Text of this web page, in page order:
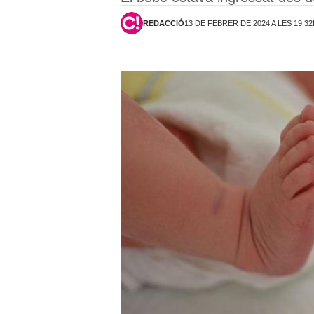
REDACCIÓ13 DE FEBRER DE 2024 A LES